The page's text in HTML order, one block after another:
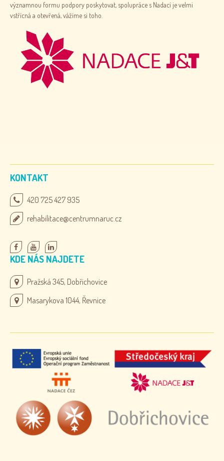
významnou formu podpory poskytovat, spolupráce s Nadací je velmi
vstřícná a otevřená, vážíme si toho.
KONTAKT
420 725 427 935
rehabilitace@centrumnaruc.cz
KDE NÁS NAJDETE
Pražská 345, Dobřichovice
Masarykova 1044, Řevnice